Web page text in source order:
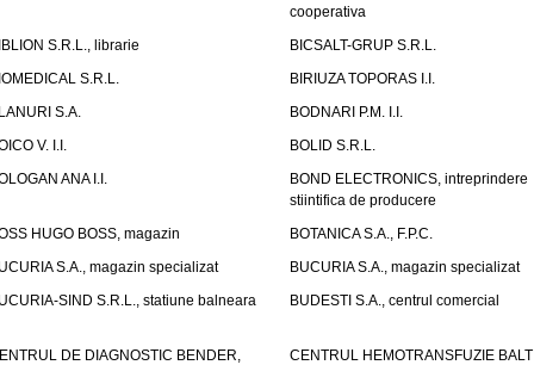
cooperativa
S.R.L., librarie
BICSALT-GRUP S.R.L.
S.R.L.
BIRIUZA TOPORAS I.I.
S.A.
BODNARI P.M. I.I.
V. I.I.
BOLID S.R.L.
ANA I.I.
BOND ELECTRONICS, intreprindere
stiintifica de producere
HUGO BOSS, magazin
BOTANICA S.A., F.P.C.
S.A., magazin specializat
BUCURIA S.A., magazin specializat
SIND S.R.L., statiune balneara
BUDESTI S.A., centrul comercial
DE DIAGNOSTIC BENDER,
CENTRUL HEMOTRANSFUZIE